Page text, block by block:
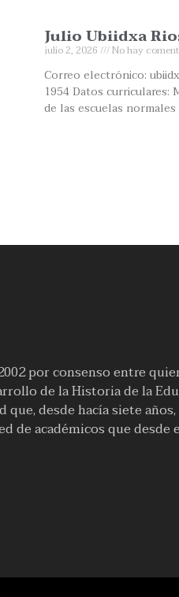
Julio Ubiidxa
julio 2, 2026 No hay
Correo electrónico:
1954 Datos curriculares:
de las escuelas
por consenso entre
de la Historia de la
desde hacía siete años,
de académicos que desde